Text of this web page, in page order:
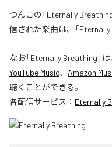
つんこの「Eternally
信された楽曲は、「Eternally
なお「Eternally Breathing 」は
YouTube Music、 Amazon
聴くことができる。
各配信サービス： Eternally